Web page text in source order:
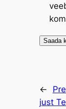
←
just